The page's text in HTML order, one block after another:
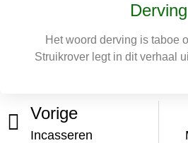
Derving
Het woord derving is taboe
Struikrover legt in dit verhaal
Vorige
Incasseren